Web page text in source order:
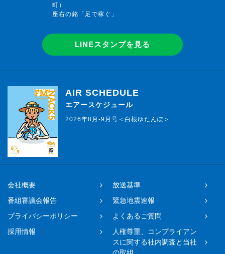
町）
座右の銘「足で稼ぐ」
LINEスタンプを見る
AIR SCHEDULE
エアースケジュール
2026年8月-9月号＜白根ゆたんぽ＞
会社概要
放送基準
番組審議会報告
緊急地震速報
プライバシーポリシー
よくあるご質問
採用情報
人権尊重、コンプライアン
スに関する社内調査と当社
の取組